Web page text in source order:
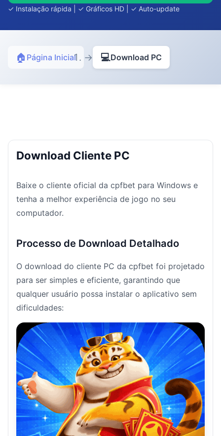
✓ Instalação rápida | ✓ Gráficos HD | ✓ Auto-update
🏠 Página Inicial → 💻Download PC
Download Cliente PC
Baixe o cliente oficial da cpfbet para Windows e
tenha a melhor experiência de jogo no seu
computador.
Processo de Download Detalhado
O download do cliente PC da cpfbet foi projetado
para ser simples e eficiente, garantindo que
qualquer usuário possa instalar o aplicativo sem
dificuldades: